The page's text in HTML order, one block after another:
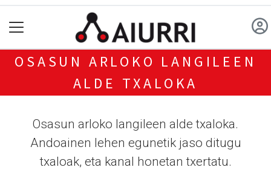
OSASUN ARLOKO LANGILEEN
ALDE TXALOKA
Osasun arloko langileen alde txaloka.
Andoainen lehen egunetik jaso ditugu
txaloak, eta kanal honetan txertatu.